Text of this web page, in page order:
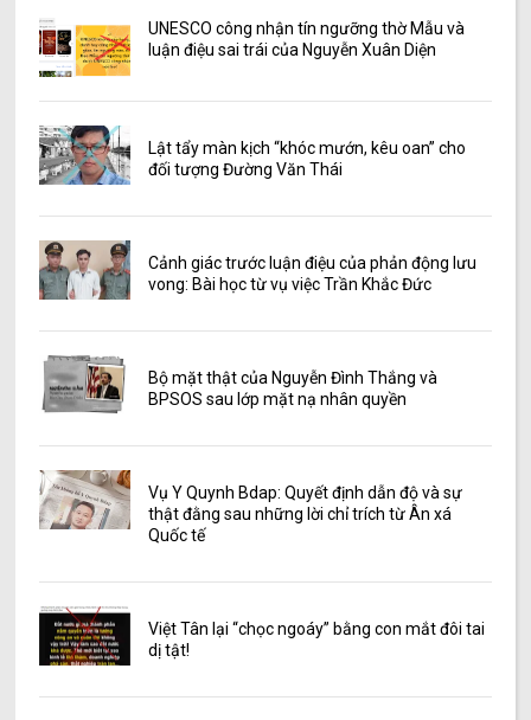
UNESCO công nhận tín ngưỡng thờ Mẫu và
luận điệu sai trái của Nguyễn Xuân Diện
Lật tẩy màn kịch “khóc mướn, kêu oan” cho
đối tượng Đường Văn Thái
Cảnh giác trước luận điệu của phản động lưu
vong: Bài học từ vụ việc Trần Khắc Đức
Bộ mặt thật của Nguyễn Đình Thắng và
BPSOS sau lớp mặt nạ nhân quyền
Vụ Y Quynh Bdap: Quyết định dẫn độ và sự
thật đằng sau những lời chỉ trích từ Ân xá
Quốc tế
Việt Tân lại “chọc ngoáy” bằng con mắt đôi tai
dị tật!